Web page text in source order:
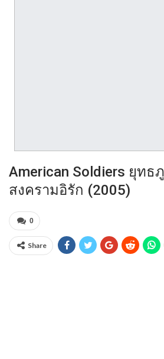
American Soldiers ยุทธ
สงครามอิรัก (2005)
0
Share